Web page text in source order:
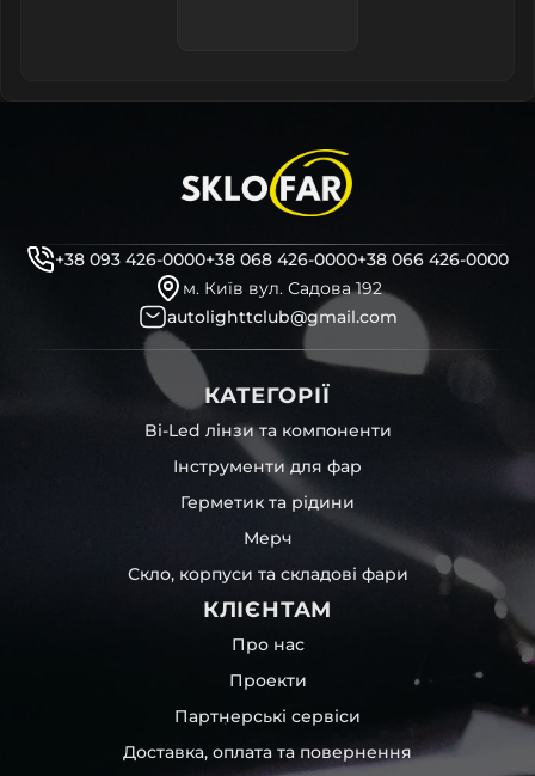
+38 093 426-0000+38 068 426-0000+38 066 426-0000
м. Київ вул. Садова 192
autolighttclub@gmail.com
КАТЕГОРІЇ
Bi-Led лінзи та компоненти
Інструменти для фар
Герметик та рідини
Мерч
Скло, корпуси та складові фари
КЛІЄНТАМ
Про нас
Проекти
Партнерські сервіси
Доставка, оплата та повернення